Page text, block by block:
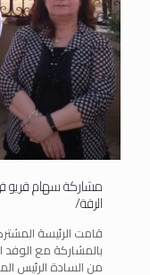
مشاركة سهام قريو
الرقة/
قامت الرئيسة
بالمشاركة مع
من السادة الرئيس